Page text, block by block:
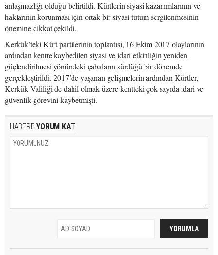
anlaşmazlığı olduğu belirtildi. Kürtlerin siyasi kazanımlarının ve
haklarının korunması için ortak bir siyasi tutum sergilenmesinin
önemine dikkat çekildi.
Kerkük’teki Kürt partilerinin toplantısı, 16 Ekim 2017 olaylarının
ardından kentte kaybedilen siyasi ve idari etkinliğin yeniden
güçlendirilmesi yönündeki çabaların sürdüğü bir dönemde
gerçekleştirildi. 2017’de yaşanan gelişmelerin ardından Kürtler,
Kerkük Valiliği de dahil olmak üzere kentteki çok sayıda idari ve
güvenlik görevini kaybetmişti.
HABERE YORUM KAT